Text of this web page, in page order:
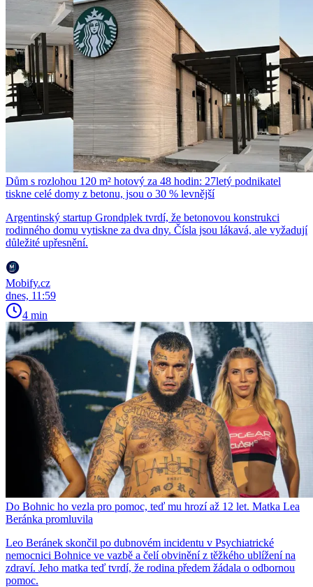
Dům s rozlohou 120 m² hotový za 48 hodin: 27letý podnikatel
tiskne celé domy z betonu, jsou o 30 % levnější
Argentinský startup Grondplek tvrdí, že betonovou konstrukci
rodinného domu vytiskne za dva dny. Čísla jsou lákavá, ale vyžadují
důležité upřesnění.
Mobify.cz
dnes, 11:59
4 min
Do Bohnic ho vezla pro pomoc, teď mu hrozí až 12 let. Matka Lea
Beránka promluvila
Leo Beránek skončil po dubnovém incidentu v Psychiatrické
nemocnici Bohnice ve vazbě a čelí obvinění z těžkého ublížení na
zdraví. Jeho matka teď tvrdí, že rodina předem žádala o odbornou
pomoc.